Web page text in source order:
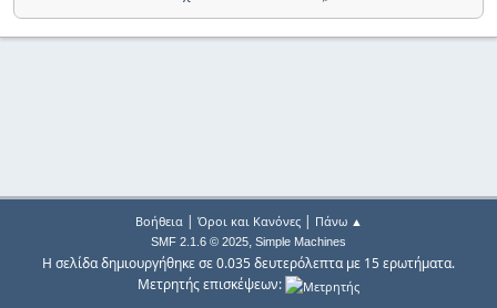
Βοήθεια| Όροι και Κανόνες| Πάνω ▲
SMF 2.1.6 © 2025, Simple Machines
Η σελίδα δημιουργήθηκε σε 0.035 δευτερόλεπτα με 15 ερωτήματα.
Μετρητής επισκέψεων: